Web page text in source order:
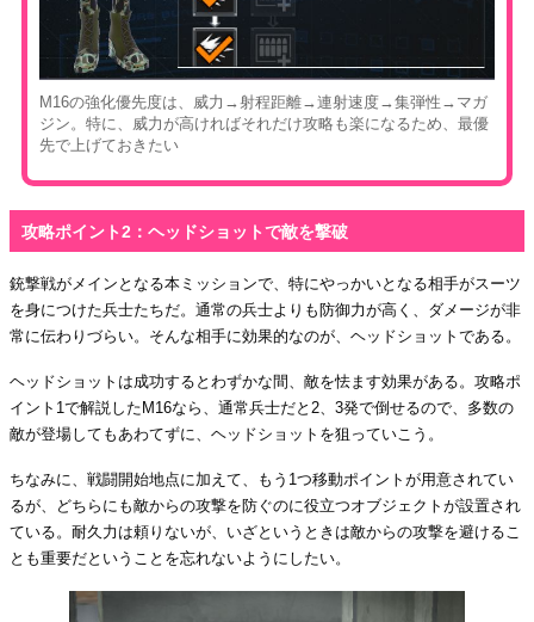
M16の強化優先度は、威力→射程距離→連射速度→集弾性→マガ
ジン。特に、威力が高ければそれだけ攻略も楽になるため、最優
先で上げておきたい
攻略ポイント2：ヘッドショットで敵を撃破
銃撃戦がメインとなる本ミッションで、特にやっかいとなる相手がスーツ
を身につけた兵士たちだ。通常の兵士よりも防御力が高く、ダメージが非
常に伝わりづらい。そんな相手に効果的なのが、ヘッドショットである。
ヘッドショットは成功するとわずかな間、敵を怯ます効果がある。攻略ポ
イント1で解説したM16なら、通常兵士だと2、3発で倒せるので、多数の
敵が登場してもあわてずに、ヘッドショットを狙っていこう。
ちなみに、戦闘開始地点に加えて、もう1つ移動ポイントが用意されてい
るが、どちらにも敵からの攻撃を防ぐのに役立つオブジェクトが設置され
ている。耐久力は頼りないが、いざというときは敵からの攻撃を避けるこ
とも重要だということを忘れないようにしたい。